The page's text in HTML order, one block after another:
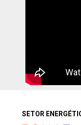
SETOR